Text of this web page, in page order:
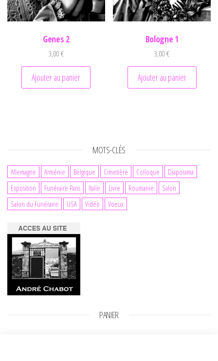
Genes 2
3,00€
Ajouter au panier
Bologne 1
3,00€
Ajouter au panier
MOTS-CLÉS
Allemagne Arménie Belgique Cimetière Colloque
Diaporama
Exposition
Funéraire Paris Italie Livre Roumanie
Salon
Salon du Funéraire
USA Vidéo Voeux
PANIER